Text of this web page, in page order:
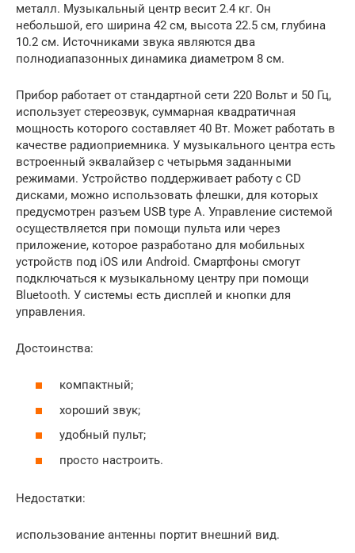
металл. Музыкальный центр весит 2.4 кг. Он
небольшой, его ширина 42 см, высота 22.5 см, глубина
10.2 см. Источниками звука являются два
полнодиапазонных динамика диаметром 8 см.
Прибор работает от стандартной сети 220 Вольт и 50 Гц,
использует стереозвук, суммарная квадратичная
мощность которого составляет 40 Вт. Может работать в
качестве радиоприемника. У музыкального центра есть
встроенный эквалайзер с четырьмя заданными
режимами. Устройство поддерживает работу с CD
дисками, можно использовать флешки, для которых
предусмотрен разъем USB type A. Управление системой
осуществляется при помощи пульта или через
приложение, которое разработано для мобильных
устройств под iOS или Android. Смартфоны смогут
подключаться к музыкальному центру при помощи
Bluetooth. У системы есть дисплей и кнопки для
управления.
Достоинства:
компактный;
хороший звук;
удобный пульт;
просто настроить.
Недостатки:
использование антенны портит внешний вид.